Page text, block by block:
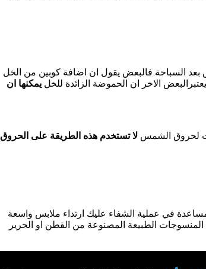
السباحة فالبعض يقول ان اضافة كوبين من الخل
يعتبرالبعض الاخر ان الحموضة الزائدة للخل يمكنها ان
لحروق الشمس لا تستخدم هذه الطريقة على الحروق
في عملية الشفاء عليك ارتداء ملابس واسعة
الطبيعة المصنوعة من القطن او الحرير